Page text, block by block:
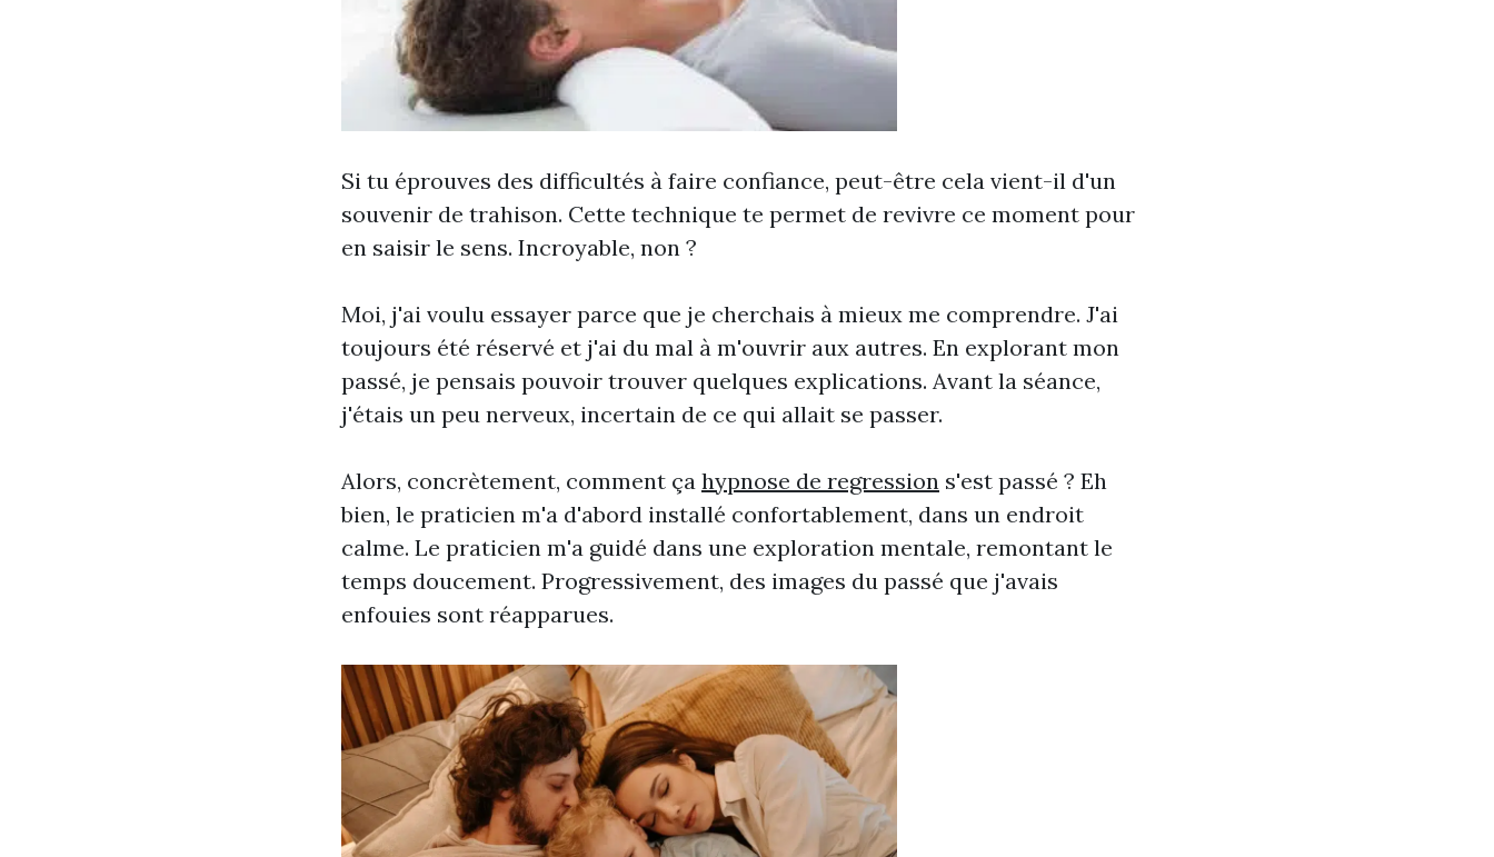
Si tu éprouves des difficultés à faire confiance, peut-être cela vient-il d'un
souvenir de trahison. Cette technique te permet de revivre ce moment pour
en saisir le sens. Incroyable, non ?
Moi, j'ai voulu essayer parce que je cherchais à mieux me comprendre. J'ai
toujours été réservé et j'ai du mal à m'ouvrir aux autres. En explorant mon
passé, je pensais pouvoir trouver quelques explications. Avant la séance,
j'étais un peu nerveux, incertain de ce qui allait se passer.
Alors, concrètement, comment ça hypnose de regression s'est passé ? Eh
bien, le praticien m'a d'abord installé confortablement, dans un endroit
calme. Le praticien m'a guidé dans une exploration mentale, remontant le
temps doucement. Progressivement, des images du passé que j'avais
enfouies sont réapparues.